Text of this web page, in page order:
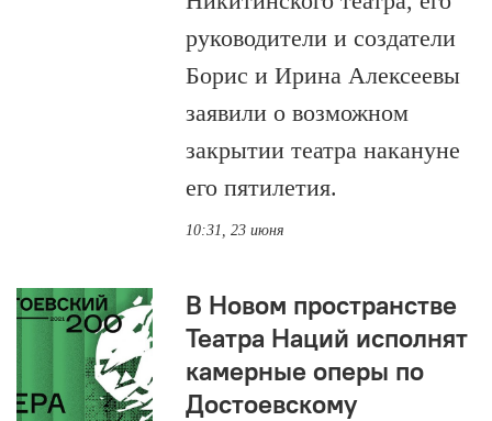
руководители и создатели
Борис и Ирина Алексеевы
заявили о возможном
закрытии театра накануне
его пятилетия.
10:31, 23 июня
В Новом пространстве
Театра Наций исполнят
камерные оперы по
Достоевскому